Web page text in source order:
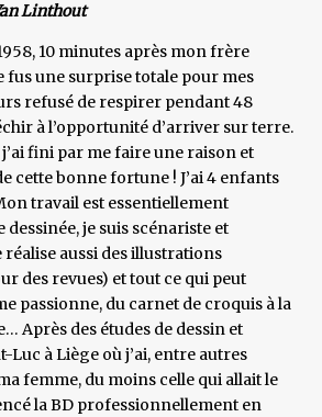
Linthout
10 minutes après mon frère
fus une surprise totale pour mes
refusé de respirer pendant 48
à l’opportunité d’arriver sur terre.
fini par me faire une raison et
cette bonne fortune ! J’ai 4 enfants
travail est essentiellement
dessinée, je suis scénariste et
réalise aussi des illustrations
des revues) et tout ce qui peut
passionne, du carnet de croquis à la
Après des études de dessin et
Luc à Liège où j’ai, entre autres
femme, du moins celle qui allait le
la BD professionnellement en